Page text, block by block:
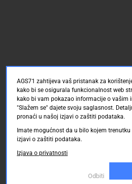
AGS71 zahtijeva vaš pristanak za
kako bi se osigurala funkcionalnost web
kako bi vam pokazao informacije o vašim
"Slažem se" dajete svoju saglasnost.
pronaći u našoj izjavi o zaštiti podataka.
Imate mogućnost da u bilo kojem
izjavi o zaštiti podataka.
Izjava o privatnosti
Odbiti